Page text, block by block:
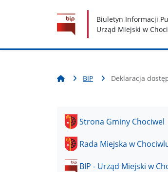
Biuletyn Informacji
Urząd Miejski w
BIP Deklaracja
Strona Gminy Chociwel
Rada Miejska w
BIP - Urząd Miejski w